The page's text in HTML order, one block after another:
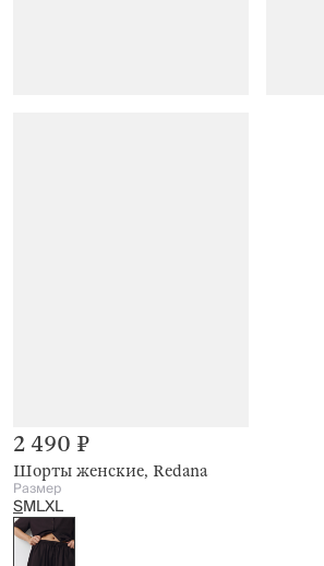
Шорты женские, Redana
2 490 ₽
Размер
SMLXL